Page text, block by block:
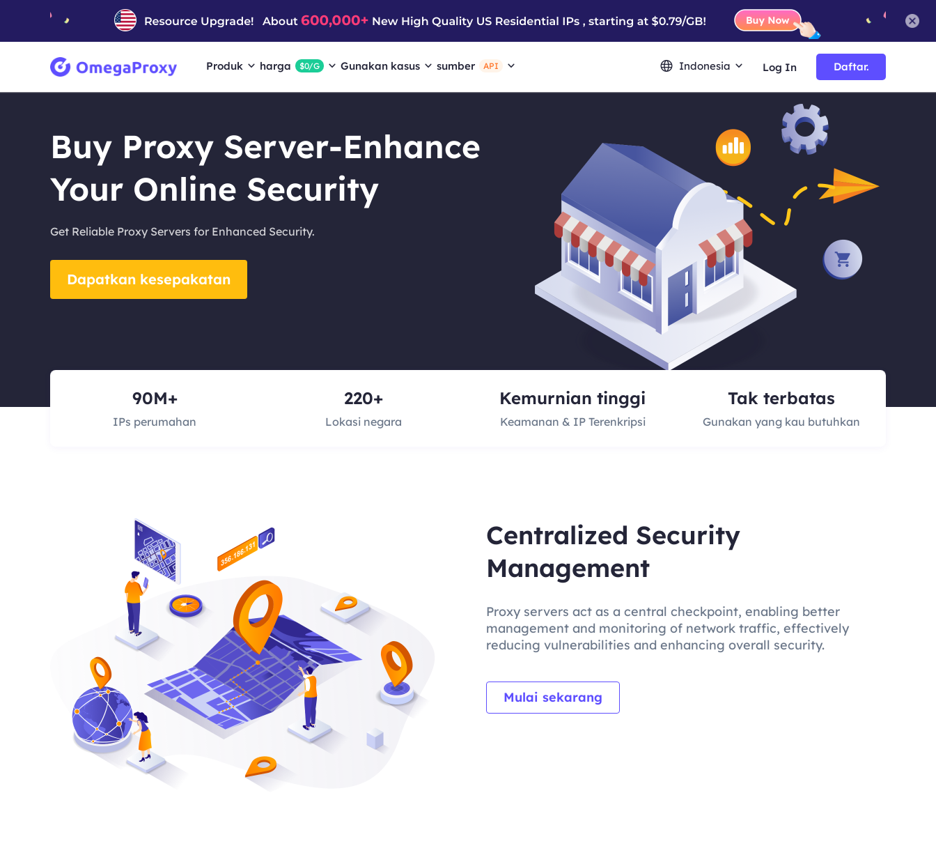
Produk harga $0/G Gunakan kasus sumber API Indonesia Log In Daftar.
Buy Proxy Server-Enhance
Your Online Security
Get Reliable Proxy Servers for Enhanced Security.
Dapatkan kesepakatan
90M+
IPs perumahan
220+
Lokasi negara
Kemurnian tinggi
Keamanan & IP Terenkripsi
Tak terbatas
Gunakan yang kau butuhkan
Centralized Security
Management
Proxy servers act as a central checkpoint, enabling better
management and monitoring of network traffic, effectively
reducing vulnerabilities and enhancing overall security.
Mulai sekarang